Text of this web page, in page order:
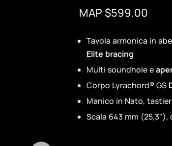
MAP $599.00
Tavola armonica in
Elite bracing
Multi soundhole e
Corpo Lyrachord® GS
Manico in Nato,
Scala 643 mm (25,3"),